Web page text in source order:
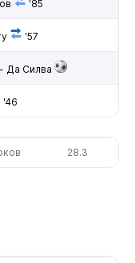
'85
'57
Да Силва
'46
28.3